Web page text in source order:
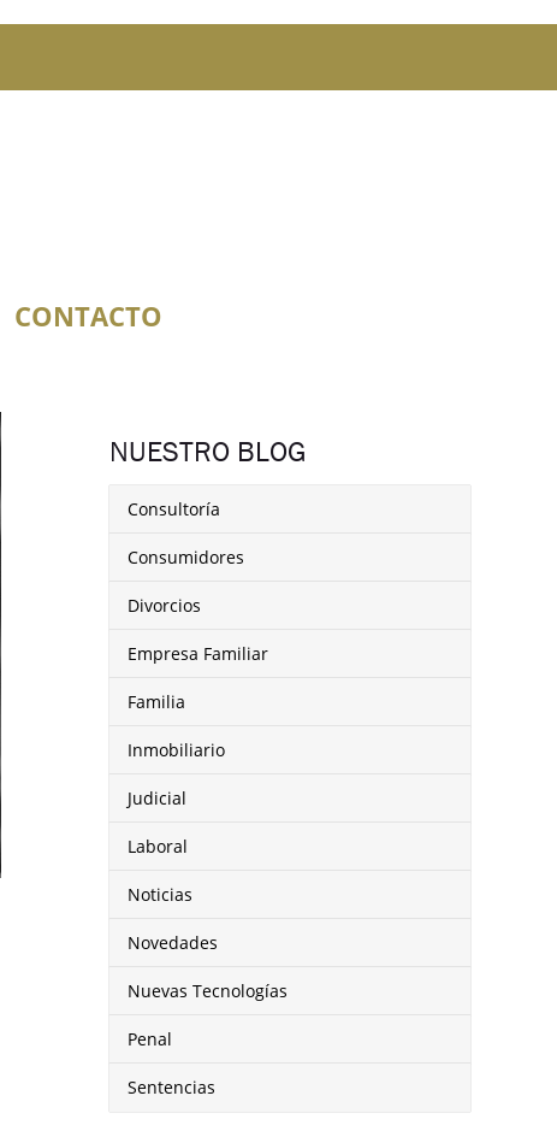
CONTACTO
NUESTRO BLOG
Consultoría
Consumidores
Divorcios
Empresa Familiar
Familia
Inmobiliario
Judicial
Laboral
Noticias
Novedades
Nuevas Tecnologías
Penal
Sentencias